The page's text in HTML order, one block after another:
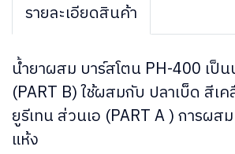
รายละเอียดสินค้า
น้ำยาผสม บาร์สโตน PH-400 เป็
(PART B) ใช้ผสมกับ ปลาเบ็ด สีเ
ยูรีเทน ส่วนเอ (PART A ) การผสม
แห้ง